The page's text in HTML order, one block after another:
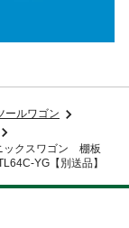
ールワゴン
ックスワゴン 棚板
YG【別送品】